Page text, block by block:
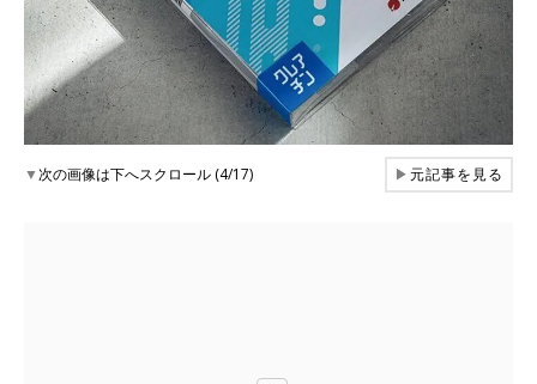
▼次の画像は下へスクロール (4/17) ▶元記事を見る